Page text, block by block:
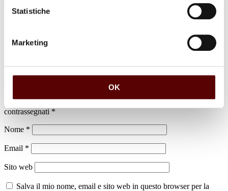
Statistiche
Marketing
OK
Cimitero di Dodici Morelli
Il tuo indirizzo email non sarà pubblicato. I campi obbligatori sono
contrassegnati *
Nome *
Email *
Sito web
Salva il mio nome, email e sito web in questo browser per la